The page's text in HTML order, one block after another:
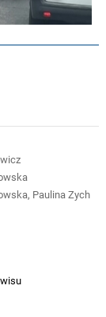
Paulina Zych